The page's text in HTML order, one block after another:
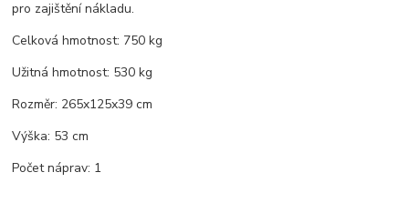
pro zajištění nákladu.
Celková hmotnost: 750 kg
Užitná hmotnost: 530 kg
Rozměr: 265x125x39 cm
Výška: 53 cm
Počet náprav: 1